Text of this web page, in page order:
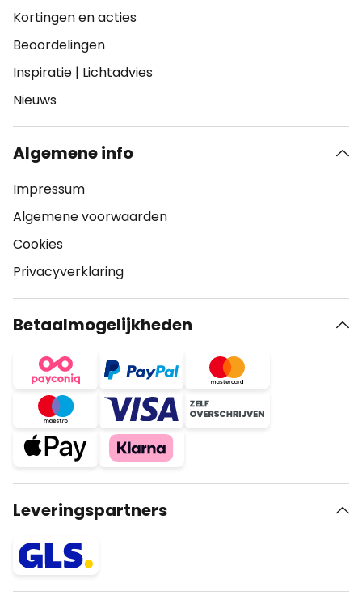
Kortingen en acties
Beoordelingen
Inspiratie | Lichtadvies
Nieuws
Algemene info
Impressum
Algemene voorwaarden
Cookies
Privacyverklaring
Betaalmogelijkheden
Leveringspartners